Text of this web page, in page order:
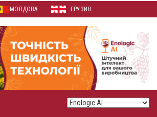
МОЛДОВА ГРУЗИЯ